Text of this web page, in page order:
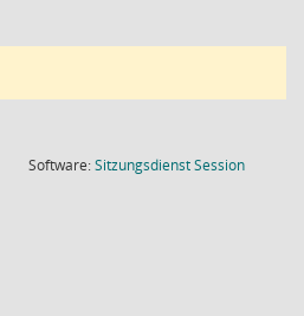
Software:SitzungsdienstSession(Wird in